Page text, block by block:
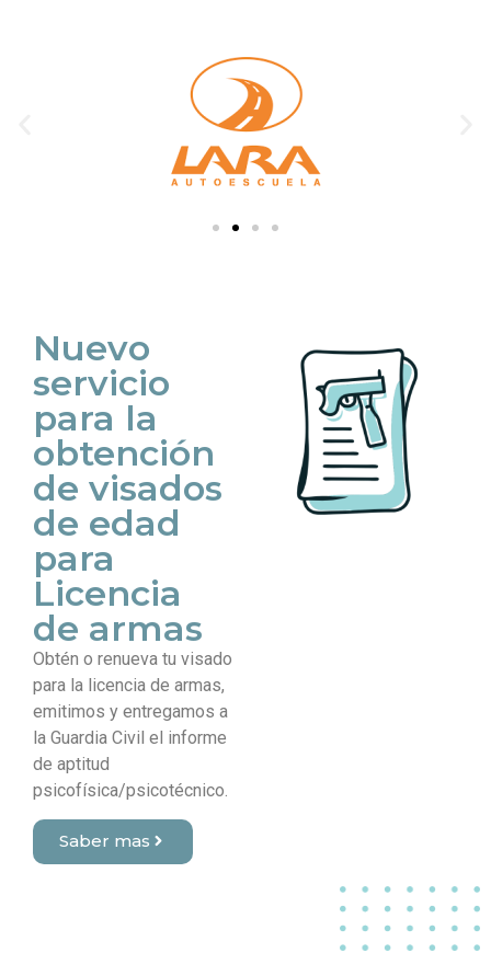
Nuevo
servicio
para la
obtención
de visados
de edad
para
Licencia
de armas
Obtén o renueva tu visado
para la licencia de armas,
emitimos y entregamos a
la Guardia Civil el informe
de aptitud
psicofísica/psicotécnico.
Saber mas